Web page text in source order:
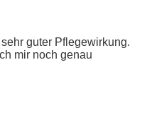
guter Pflegewirkung.
mir noch genau